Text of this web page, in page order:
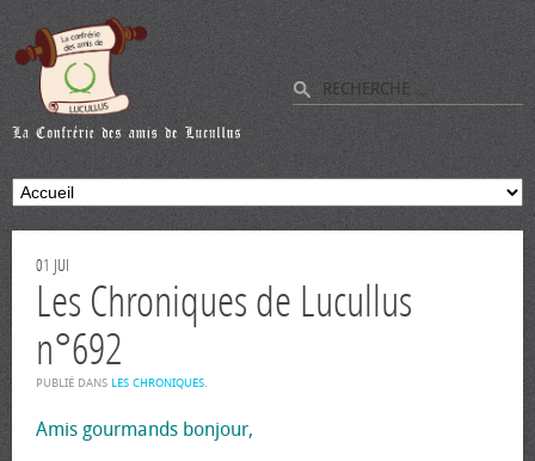
01 JUI
Les Chroniques de Lucullus
n°692
PUBLIÉ DANS LES CHRONIQUES.
Amis gourmands bonjour,